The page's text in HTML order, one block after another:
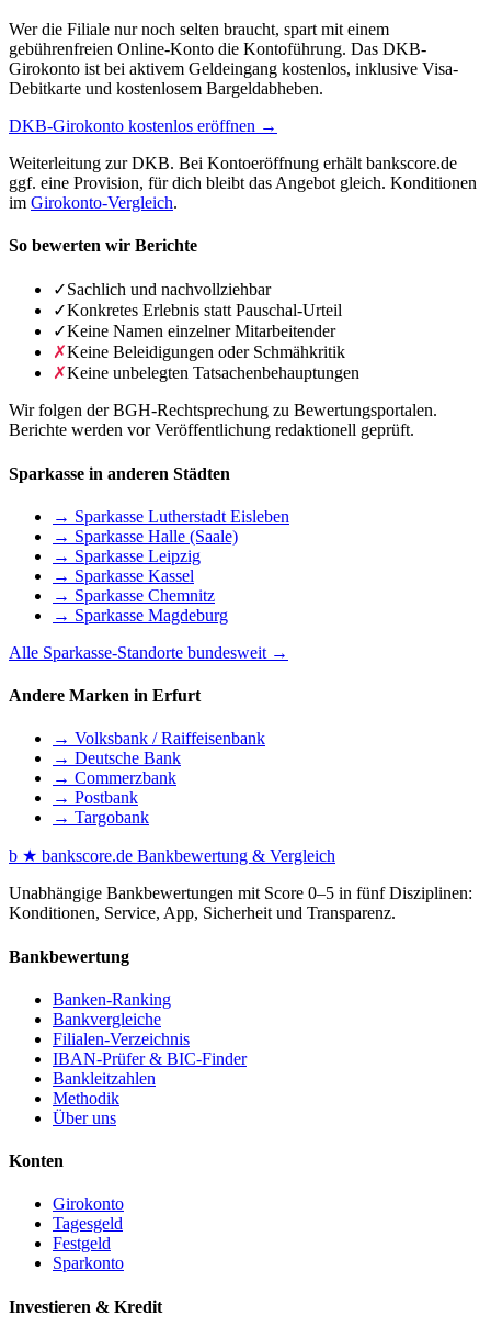
Wer die Filiale nur noch selten braucht, spart mit einem
gebührenfreien Online-Konto die Kontoführung. Das DKB-
Girokonto ist bei aktivem Geldeingang kostenlos, inklusive Visa-
Debitkarte und kostenlosem Bargeldabheben.
DKB-Girokonto kostenlos eröffnen →
Weiterleitung zur DKB. Bei Kontoeröffnung erhält bankscore.de
ggf. eine Provision, für dich bleibt das Angebot gleich. Konditionen
im Girokonto-Vergleich.
So bewerten wir Berichte
✓Sachlich und nachvollziehbar
✓Konkretes Erlebnis statt Pauschal-Urteil
✓Keine Namen einzelner Mitarbeitender
✗Keine Beleidigungen oder Schmähkritik
✗Keine unbelegten Tatsachenbehauptungen
Wir folgen der BGH-Rechtsprechung zu Bewertungsportalen.
Berichte werden vor Veröffentlichung redaktionell geprüft.
Sparkasse in anderen Städten
→ Sparkasse Lutherstadt Eisleben
→ Sparkasse Halle (Saale)
→ Sparkasse Leipzig
→ Sparkasse Kassel
→ Sparkasse Chemnitz
→ Sparkasse Magdeburg
Alle Sparkasse-Standorte bundesweit →
Andere Marken in Erfurt
→ Volksbank / Raiffeisenbank
→ Deutsche Bank
→ Commerzbank
→ Postbank
→ Targobank
b ★ bankscore.de Bankbewertung & Vergleich
Unabhängige Bankbewertungen mit Score 0–5 in fünf Disziplinen:
Konditionen, Service, App, Sicherheit und Transparenz.
Bankbewertung
Banken-Ranking
Bankvergleiche
Filialen-Verzeichnis
IBAN-Prüfer & BIC-Finder
Bankleitzahlen
Methodik
Über uns
Konten
Girokonto
Tagesgeld
Festgeld
Sparkonto
Investieren & Kredit